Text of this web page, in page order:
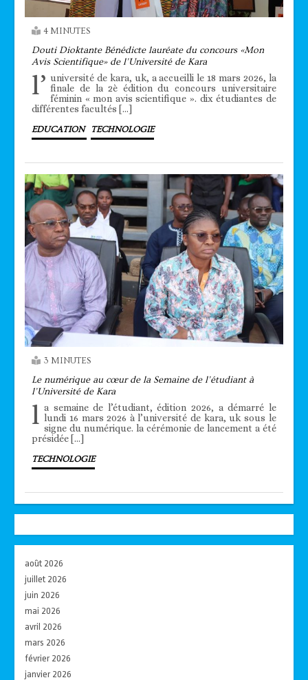
4 MINUTES
Douti Dioktante Bénédicte lauréate du concours «Mon
Avis Scientifique» de l’Université de Kara
l’ université de kara, uk, a accueilli le 18 mars 2026, la
finale de la 2è édition du concours universitaire
féminin « mon avis scientifique ». dix étudiantes de
différentes facultés […]
EDUCATION TECHNOLOGIE
3 MINUTES
Le numérique au cœur de la Semaine de l’étudiant à
l’Université de Kara
l a semaine de l’étudiant, édition 2026, a démarré le
lundi 16 mars 2026 à l’université de kara, uk sous le
signe du numérique. la cérémonie de lancement a été
présidée […]
TECHNOLOGIE
août 2026
juillet 2026
juin 2026
mai 2026
avril 2026
mars 2026
février 2026
janvier 2026